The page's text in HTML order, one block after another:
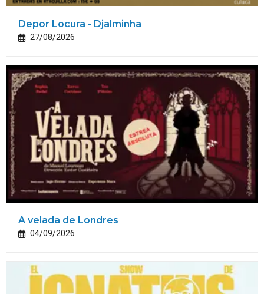
Depor Locura - Djalminha
27/08/2026
A velada de Londres
04/09/2026